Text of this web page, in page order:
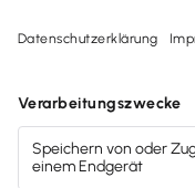
Hotline:0800-30-
Wir sind Mo-Fr